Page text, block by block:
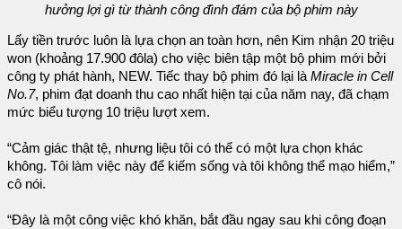
hưởng lợi gì từ thành công đình đám của bộ phim này
Lấy tiền trước luôn là lựa chọn an toàn hơn, nên Kim nhận 20 triệu
won (khoảng 17.900 đôla) cho việc biên tập một bộ phim mới bởi
công ty phát hành, NEW. Tiếc thay bộ phim đó lại làMiracle in Cell
No.7, phim đạt doanh thu cao nhất hiện tại của năm nay, đã chạm
mức biểu tượng 10 triệu lượt xem.
“Cảm giác thật tệ, nhưng liệu tôi có thể có một lựa chọn khác
không. Tôi làm việc này để kiếm sống và tôi không thể mạo hiểm,”
cô nói.
“Đây là một công việc khó khăn, bắt đầu ngay sau khi công đoạn